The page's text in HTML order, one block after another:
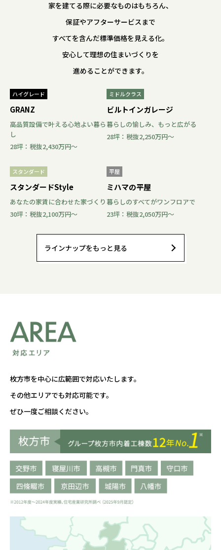
家を建てる際に必要なものはもちろん、
保証やアフターサービスまで
すべてを含んだ標準価格を見える化。
安心して理想の住まいづくりを
進めることができます。
ハイグレード
GRANZ
高品質設備で叶える心地よい暮ら
し
28坪：税抜2,430万円〜
ミドルクラス
ビルトインガレージ
暮らしの愉しみ、もっと広がる
28坪：税抜2,250万円〜
スタンダード
スタンダードStyle
あなたの家賃に合わせた家づくり
30坪：税抜2,100万円〜
平屋
ミハマの平屋
暮らしのすべてがワンフロアで
23坪：税抜2,050万円〜
ラインナップをもっと見る
枚方市を中心に広範囲で対応いたします。
その他エリアでも対応可能です。
ぜひ一度ご相談ください。